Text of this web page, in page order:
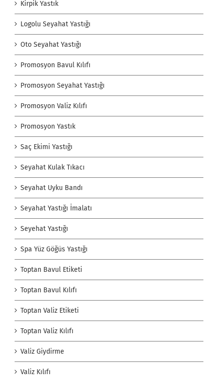
Kirpik Yastık
Logolu Seyahat Yastığı
Oto Seyahat Yastığı
Promosyon Bavul Kılıfı
Promosyon Seyahat Yastığı
Promosyon Valiz Kılıfı
Promosyon Yastık
Saç Ekimi Yastığı
Seyahat Kulak Tıkacı
Seyahat Uyku Bandı
Seyahat Yastığı İmalatı
Seyehat Yastığı
Spa Yüz Göğüs Yastığı
Toptan Bavul Etiketi
Toptan Bavul Kılıfı
Toptan Valiz Etiketi
Toptan Valiz Kılıfı
Valiz Giydirme
Valiz Kılıfı